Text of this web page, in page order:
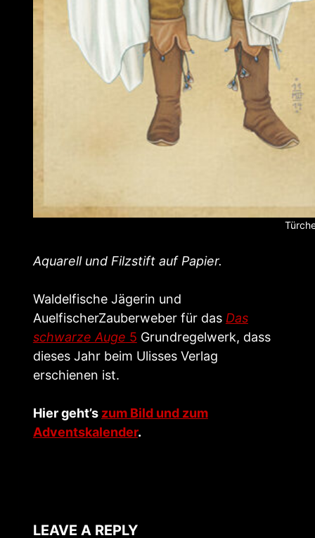
Aquarell und Filzstift auf Papier.
Waldelfische Jägerin und
AuelfischerZauberweber für das Das
schwarze Auge 5 Grundregelwerk, dass
dieses Jahr beim Ulisses Verlag
erschienen ist.
Hier geht’s zum Bild und zum
Adventskalender.
LEAVE A REPLY